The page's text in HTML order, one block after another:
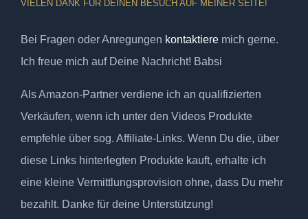
VIELEN DANK FÜR DEINEN BESUCH AUF MEINER SEITE!
Bei Fragen oder Anregungen kontaktiere mich gerne.
Ich freue mich auf Deine Nachricht! Babsi
Als Amazon-Partner verdiene ich an qualifizierten
Verkäufen, wenn ich unter den Videos Produkte
empfehle über sog. Affiliate-Links. Wenn Du die, über
diese Links hinterlegten Produkte kauft, erhalte ich
eine kleine Vermittlungsprovision ohne, dass Du mehr
bezahlt. Danke für deine Unterstützung!